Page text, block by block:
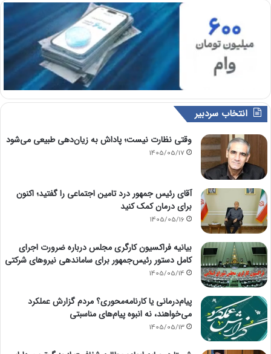
انتخاب سردبیر
وقتی نظارت نیست؛ پاداش به زیان‌دهی طبیعی می‌شود
1405/05/17
آقای رئیس جمهور درد تامین اجتماعی را گفتید؛ اکنون
برای درمان کمک کنید
1405/05/16
بیانیه فراکسیون کارگری مجلس درباره ضرورت اجرای
کامل دستور رئیس‌جمهور برای ساماندهی نیروهای شرکتی
1405/05/14
پیام‌درمانی یا کارنامه‌محوری؟ مردم گزارش عملکرد
می‌خواهند، نه انبوه پیام‌های مناسبتی
1405/05/13